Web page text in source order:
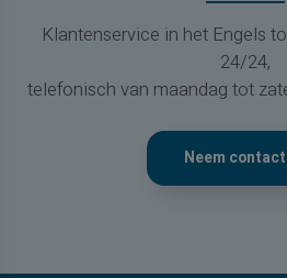
Klantenservice in het Engels
24/24,
telefonisch van maandag tot
Neem